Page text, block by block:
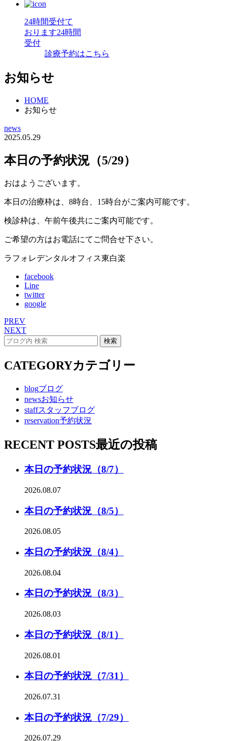
24時間受付て
おります24時間
受付
診療予約はこちら
お知らせ
HOME
お知らせ
news
2025.05.29
本日の予約状況（5/29）
おはようございます。
本日の治療枠は、8時台、15時台がご案内可能です。
検診枠は、午前午後共にご案内可能です。
ご希望の方はお電話にてご問合せ下さい。
ラフォレデンタルオフィス東白楽
facebook
Line
twitter
google
PREV
NEXT
CATEGORYカテゴリー
blogブログ
newsお知らせ
staffスタッフブログ
reservation予約状況
RECENT POSTS最近の投稿
本日の予約状況（8/7）
2026.08.07
本日の予約状況（8/5）
2026.08.05
本日の予約状況（8/4）
2026.08.04
本日の予約状況（8/3）
2026.08.03
本日の予約状況（8/1）
2026.08.01
本日の予約状況（7/31）
2026.07.31
本日の予約状況（7/29）
2026.07.29